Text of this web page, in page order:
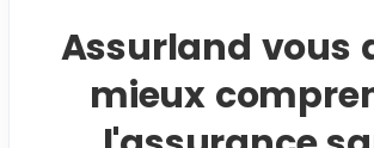
Assurland vous
mieux